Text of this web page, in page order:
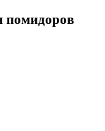
помидоров